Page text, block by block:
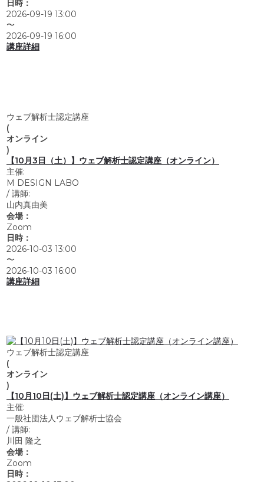
日時：
2026-09-19 13:00
〜
2026-09-19 16:00
講座詳細
ウェブ解析士認定講座
(
オンライン
)
【10月3日（土）】ウェブ解析士認定講座（オンライン）
主催:
M DESIGN LABO
/ 講師:
山内真由美
会場：
Zoom
日時：
2026-10-03 13:00
〜
2026-10-03 16:00
講座詳細
ウェブ解析士認定講座
(
オンライン
)
【10月10日(土)】ウェブ解析士認定講座（オンライン講座）
主催:
一般社団法人ウェブ解析士協会
/ 講師:
川田 隆之
会場：
Zoom
日時：